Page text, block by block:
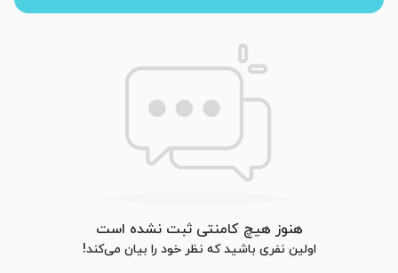
هنوز هیچ کامنتی ثبت نشده است
اولین نفری باشید که نظر خود را بیان می‌کند!